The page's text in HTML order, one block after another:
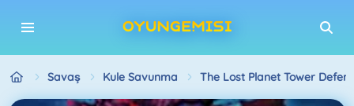
Savaş Kule Savunma The Lost Planet Tower